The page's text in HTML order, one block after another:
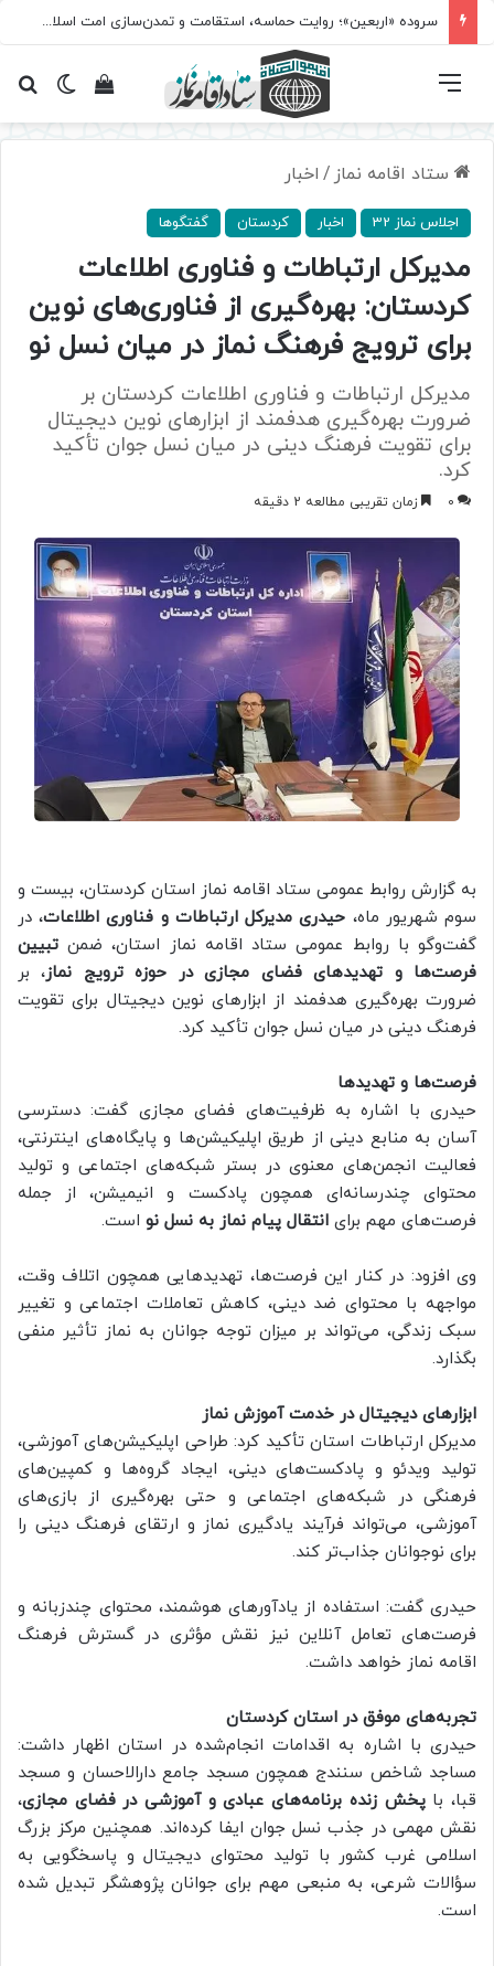
سروده‌ «اربعین»؛ روایت حماسه، استقامت و تمدن‌سازی امت اسلامی
تغییرمشاهده فهرست
ستاد اقامه نماز / اخبار
اجلاس نماز 32 اخبار کردستان گفتگوها
مدیرکل ارتباطات و فناوری اطلاعات
کردستان: بهره‌گیری از فناوری‌های نوین
برای ترویج فرهنگ نماز در میان نسل نو
مدیرکل ارتباطات و فناوری اطلاعات کردستان بر
ضرورت بهره‌گیری هدفمند از ابزارهای نوین دیجیتال
برای تقویت فرهنگ دینی در میان نسل جوان تأکید
کرد.
0 زمان تقریبی مطالعه 2 دقیقه
به گزارش روابط عمومی ستاد اقامه نماز استان کردستان، بیست و
سوم شهریور ماه، حیدری مدیرکل ارتباطات و فناوری اطلاعات، در
گفت‌وگو با روابط عمومی ستاد اقامه نماز استان، ضمنتبیین
فرصت‌ها و تهدیدهای فضای مجازی در حوزه ترویج نماز، بر
ضرورت بهره‌گیری هدفمند از ابزارهای نوین دیجیتال برای تقویت
فرهنگ دینی در میان نسل جوان تأکید کرد.
فرصت‌ها و تهدیدها
حیدری با اشاره به ظرفیت‌های فضای مجازی گفت: دسترسی
آسان به منابع دینی از طریق اپلیکیشن‌ها و پایگاه‌های اینترنتی،
فعالیت انجمن‌های معنوی در بستر شبکه‌های اجتماعی و تولید
محتوای چندرسانه‌ای همچون پادکست و انیمیشن، از جمله
فرصت‌های مهم برای انتقال پیام نماز به نسل نو است.
وی افزود: در کنار این فرصت‌ها، تهدیدهایی همچون اتلاف وقت،
مواجهه با محتوای ضد دینی، کاهش تعاملات اجتماعی و تغییر
سبک زندگی، می‌تواند بر میزان توجه جوانان به نماز تأثیر منفی
بگذارد.
ابزارهای دیجیتال در خدمت آموزش نماز
مدیرکل ارتباطات استان تأکید کرد: طراحی اپلیکیشن‌های آموزشی،
تولید ویدئو و پادکست‌های دینی، ایجاد گروه‌ها و کمپین‌های
فرهنگی در شبکه‌های اجتماعی و حتی بهره‌گیری از بازی‌های
آموزشی، می‌تواند فرآیند یادگیری نماز و ارتقای فرهنگ دینی را
برای نوجوانان جذاب‌تر کند.
حیدری گفت: استفاده از یادآورهای هوشمند، محتوای چندزبانه و
فرصت‌های تعامل آنلاین نیز نقش مؤثری در گسترش فرهنگ
اقامه نماز خواهد داشت.
تجربه‌های موفق در استان کردستان
حیدری با اشاره به اقدامات انجام‌شده در استان اظهار داشت:
مساجد شاخص سنندج همچون مسجد جامع دارالاحسان و مسجد
قبا، باپخش زنده برنامه‌های عبادی و آموزشی در فضای مجازی،
نقش مهمی در جذب نسل جوان ایفا کرده‌اند. همچنین مرکز بزرگ
اسلامی غرب کشور با تولید محتوای دیجیتال و پاسخگویی به
سؤالات شرعی، به منبعی مهم برای جوانان پژوهشگر تبدیل شده
است.